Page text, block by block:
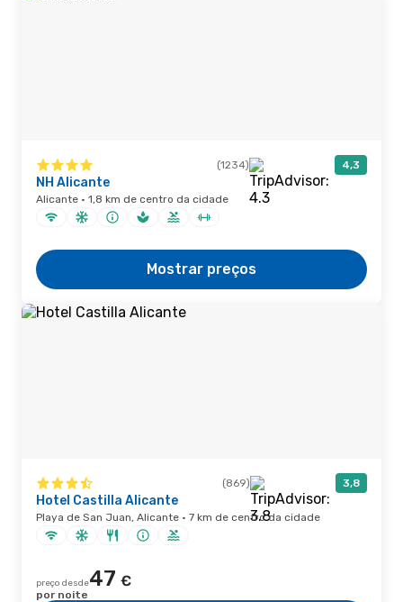
(1234) 4,3
NH Alicante
Alicante · 1,8 km de centro da cidade
Mostrar preços
(869) 3,8
Hotel Castilla Alicante
Playa de San Juan, Alicante · 7 km de centro da cidade
preço desde47 €
por noite